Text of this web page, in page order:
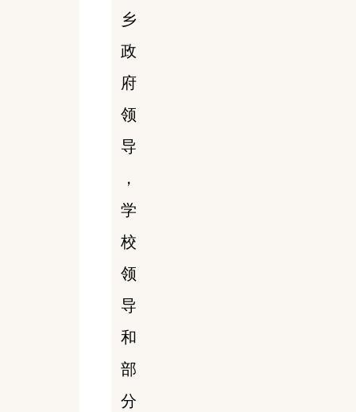
乡
政
府
领
导
，
学
校
领
导
和
部
分